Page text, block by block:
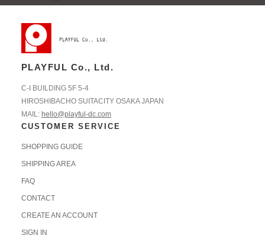
PLAYFUL Co., Ltd.
C-I BUILDING 5F 5-4
HIROSHIBACHO SUITACITY OSAKA JAPAN
MAIL: hello@playful-dc.com
CUSTOMER SERVICE
SHOPPING GUIDE
SHIPPING AREA
FAQ
CONTACT
CREATE AN ACCOUNT
SIGN IN